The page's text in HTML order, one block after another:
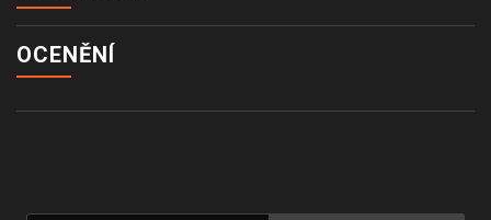
OCENĚNÍ